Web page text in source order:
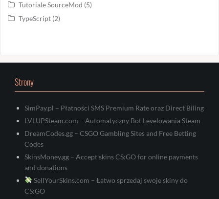
Tutoriale SourceMod (5)
TypeScript (2)
Strony
SimPay.pl – Płatności SMS Premium Rate oraz Direct Biling
LVLUPSteam.com – Automatyczny Bot Levelowania Steam
DreamCodes.gg – CSGO Gambling Sites and Free Betting
Codes
SkinsMoney.gg – Accept skins CS:GO for online payments
and donations
SellYourSkins.com – Łatwo sprzedaj swoje skiny do
CS:GO